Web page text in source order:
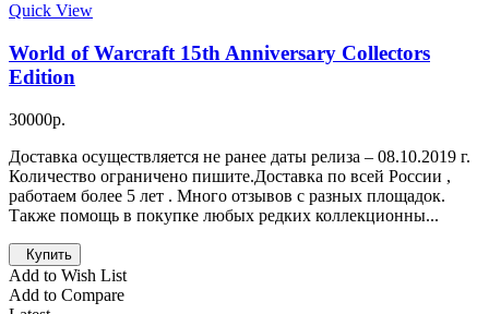
Quick View
World of Warcraft 15th Anniversary Collectors
Edition
30000р.
Доставка осуществляется не ранее даты релиза – 08.10.2019 г.
Количество ограничено пишите.Доставка по всей России ,
работаем более 5 лет . Много отзывов с разных площадок.
Также помощь в покупке любых редких коллекционны...
Купить
Add to Wish List
Add to Compare